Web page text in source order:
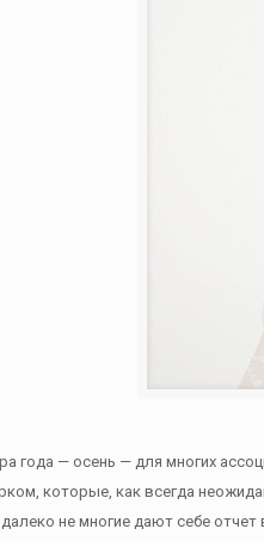
года — осень — для многих
которые, как всегда
не многие дают себе